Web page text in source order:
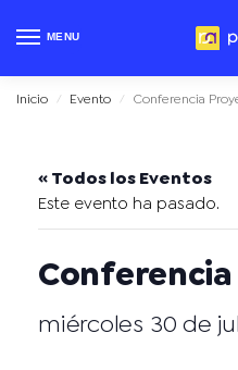
MENU
Inicio / Evento / Conferencia
« Todos los Eventos
Este evento ha pasado.
miércoles 30 de